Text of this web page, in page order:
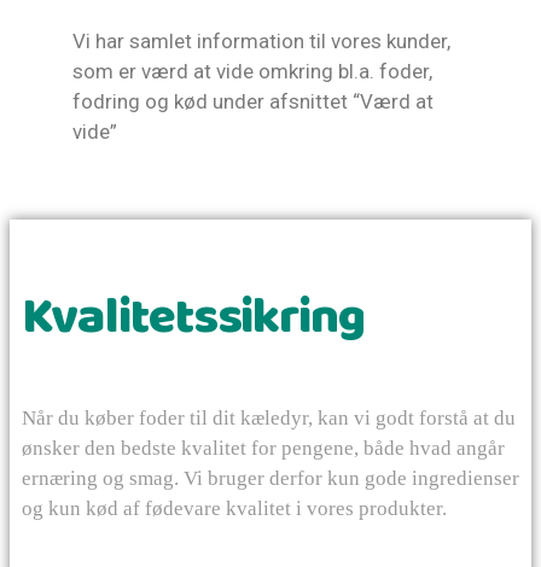
Vi har samlet information til vores kunder,
som er værd at vide omkring bl.a. foder,
fodring og kød under afsnittet “Værd at
vide”
Kvalitetssikring
Når du køber foder til dit kæledyr, kan vi godt forstå at du
ønsker den bedste kvalitet for pengene, både hvad angår
ernæring og smag. Vi bruger derfor kun gode ingredienser
og kun kød af fødevare kvalitet i vores produkter.